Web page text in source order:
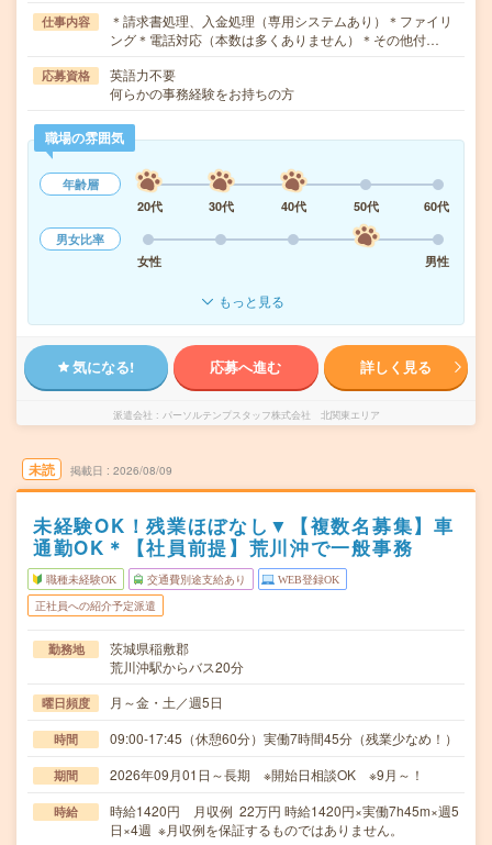
仕事内容
＊請求書処理、入金処理（専用システムあり）＊ファイリ
ング＊電話対応（本数は多くありません）＊その他付…
応募資格
英語力不要
何らかの事務経験をお持ちの方
職場の雰囲気
年齢層
20代
30代 40代 50代
60代
男女比率
女性
男性
もっと見る
気になる! 応募へ進む 詳しく見る
派遣会社 パーソルテンプスタッフ株式会社 北関東エリア
未読 掲載日 2026/08/09
未経験OK！残業ほぼなし▼【複数名募集】車
通勤OK＊【社員前提】荒川沖で一般事務
職種未経験OK 交通費別途支給あり WEB登録OK
正社員への紹介予定派遣
勤務地
茨城県稲敷郡
荒川沖駅からバス20分
曜日頻度 月～金・土／週5日
時間 09:00-17:45（休憩60分）実働7時間45分（残業少なめ！）
期間 2026年09月01日～長期 ※開始日相談OK ※9月～！
時給
時給1420円 月収例 22万円 時給1420円×実働7h45m×週5
日×4週 ※月収例を保証するものではありません。